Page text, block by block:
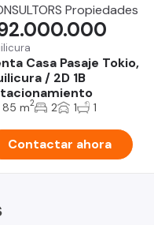
Propiedades
Casa Pasaje Tokio,
/ 2D 1B
85 m2 2 1 1
Contactar ahora